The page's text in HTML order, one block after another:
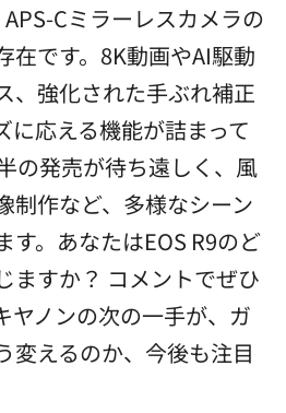
Cミラーレスカメラの
在です。8K動画やAI駆動
、強化された手ぶれ補正
に応える機能が詰まって
の発売が待ち遠しく、風
制作など、多様なシーン
す。あなたはEOS R9のど
ますか？ コメントでぜひ
ヤノンの次の一手が、ガ
変えるのか、今後も注目